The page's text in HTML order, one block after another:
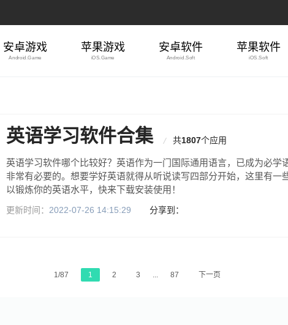
安卓游戏
Android.Game
苹果游戏
iOS.Game
安卓软件
Android.Soft
苹果软件
iOS.Soft
英语学习软件合集 共1807个应用
英语学习软件哪个比较好？英语作为一门国际通用语言，已成为必学
非常有必要的。想要学好英语就得从听说读写四部分开始，这里有一
以锻炼你的英语水平，快来下载安装使用！
更新时间： 2022-07-26 14:15:29
分享到：
1/87 1 2 3 ... 87 下一页